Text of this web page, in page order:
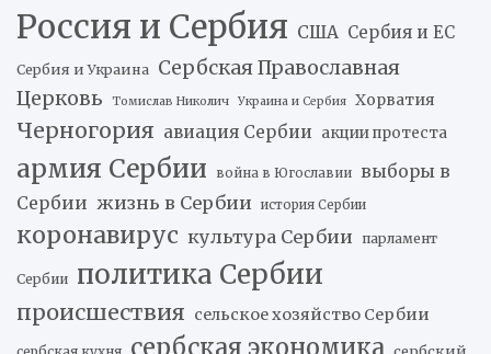
Россия и Сербия США Сербия и ЕС
Сербия и Украина Сербская Православная
Церковь
Томислав Николич Украина и Сербия Хорватия
Черногория авиация Сербии акции протеста
армия Сербии война в Югославии
выборы в
Сербии жизнь в Сербии история Сербии
коронавирус культура Сербии парламент
Сербии политика Сербии
происшествия сельское хозяйство Сербии